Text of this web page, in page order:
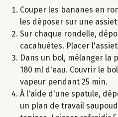
Couper les bananes en
les déposer sur une
Sur chaque rondelle,
cacahuètes. Placer
Dans un bol, mélanger la
180 ml d'eau. Couvrir le
vapeur pendant 25 min.
À l'aide d'une spatule,
un plan de travail